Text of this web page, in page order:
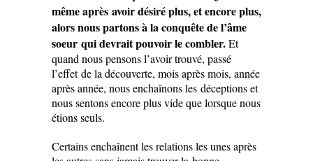
même après avoir désiré plus, et encore plus,
alors nous partons à la conquête de l’âme
soeur qui devrait pouvoir le combler.Et
quand nous pensons l’avoir trouvé, passé
l’effet de la découverte, mois après mois, année
après année, nous enchaînons les déceptions et
nous sentons encore plus vide que lorsque nous
étions seuls.
Certains enchaînent les relations les unes après